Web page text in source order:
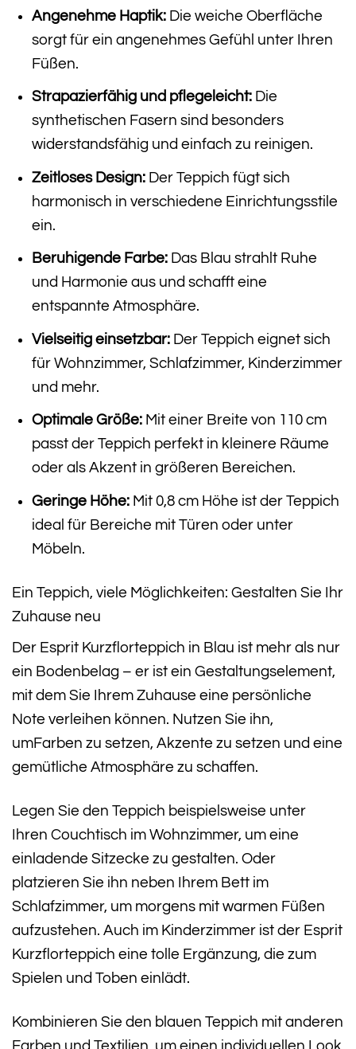
Angenehme Haptik:Die weiche Oberfläche
sorgt für ein angenehmes Gefühl unter Ihren
Füßen.
Strapazierfähig und pflegeleicht:Die
synthetischen Fasern sind besonders
widerstandsfähig und einfach zu reinigen.
Zeitloses Design:Der Teppich fügt sich
harmonisch in verschiedene Einrichtungsstile
ein.
Beruhigende Farbe:Das Blau strahlt Ruhe
und Harmonie aus und schafft eine
entspannte Atmosphäre.
Vielseitig einsetzbar:Der Teppich eignet sich
für Wohnzimmer, Schlafzimmer, Kinderzimmer
und mehr.
Optimale Größe:Mit einer Breite von 110 cm
passt der Teppich perfekt in kleinere Räume
oder als Akzent in größeren Bereichen.
Geringe Höhe:Mit 0,8 cm Höhe ist der Teppich
ideal für Bereiche mit Türen oder unter
Möbeln.
Ein Teppich, viele Möglichkeiten: Gestalten Sie Ihr
Zuhause neu
Der Esprit Kurzflorteppich in Blau ist mehr als nur
ein Bodenbelag – er ist ein Gestaltungselement,
mit dem Sie Ihrem Zuhause eine persönliche
Note verleihen können. Nutzen Sie ihn,
umFarben zu setzen, Akzente zu setzen und eine
gemütliche Atmosphäre zu schaffen.
Legen Sie den Teppich beispielsweise unter
Ihren Couchtisch im Wohnzimmer, um eine
einladende Sitzecke zu gestalten. Oder
platzieren Sie ihn neben Ihrem Bett im
Schlafzimmer, um morgens mit warmen Füßen
aufzustehen. Auch im Kinderzimmer ist der Esprit
Kurzflorteppich eine tolle Ergänzung, die zum
Spielen und Toben einlädt.
Kombinieren Sie den blauen Teppich mit anderen